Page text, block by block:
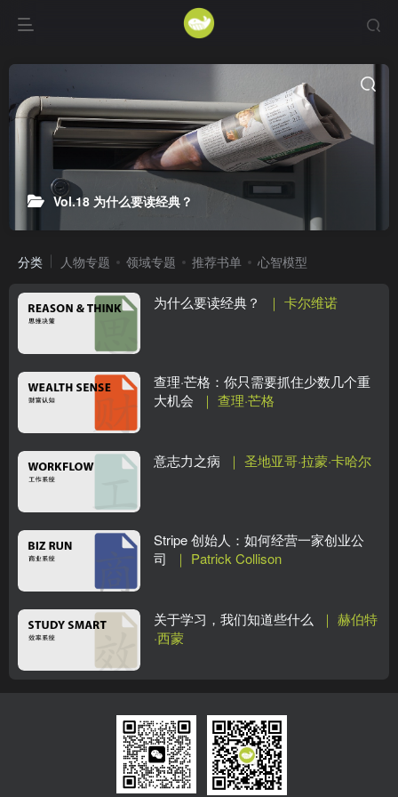
Vol.18 为什么要读经典？
分类 人物专题 领域专题 推荐书单 心智模型
为什么要读经典？ ｜ 卡尔维诺
查理·芒格：你只需要抓住少数几个重
大机会 ｜ 查理·芒格
意志力之病 ｜ 圣地亚哥·拉蒙·卡哈尔
Stripe 创始人：如何经营一家创业公
司 ｜ Patrick Collison
关于学习，我们知道些什么 ｜ 赫伯特
·西蒙